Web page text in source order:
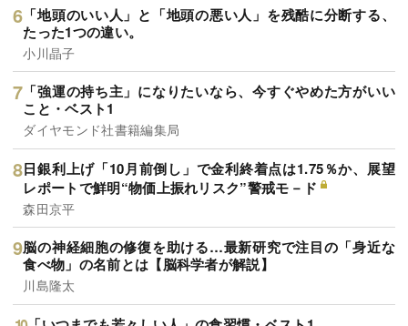
「地頭のいい人」と「地頭の悪い人」を残酷に分断する、
たった1つの違い。
小川晶子
「強運の持ち主」になりたいなら、今すぐやめた方がいい
こと・ベスト1
ダイヤモンド社書籍編集局
日銀利上げ「10月前倒し」で金利終着点は1.75％か、展望
レポートで鮮明“物価上振れリスク”警戒モ－ド
森田京平
脳の神経細胞の修復を助ける…最新研究で注目の「身近な
食べ物」の名前とは【脳科学者が解説】
川島隆太